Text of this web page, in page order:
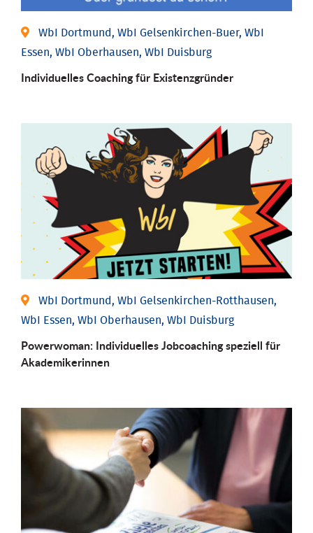
WbI Dortmund, WbI Gelsenkirchen-Buer, WbI
Essen, WbI Oberhausen, WbI Duisburg
Individu­elles Coaching für Existenz­gründer
WbI Dortmund, WbI Gelsenkirchen-Rotthausen,
WbI Essen, WbI Oberhausen, WbI Duisburg
Powerwoman: Individu­elles Job­coaching speziell für
Aka­demiker­innen